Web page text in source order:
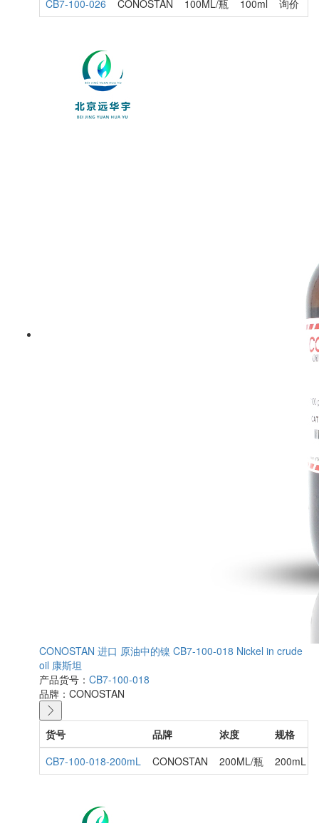
CB7-100-026 CONOSTAN 100ML/瓶 100ml 询价
CONOSTAN 进口 原油中的镍 CB7-100-018 Nickel in crude
oil 康斯坦
产品货号： CB7-100-018
品牌： CONOSTAN
货号 品牌 浓度 规格
CB7-100-018-200mL
CONOSTAN 200ML/瓶 200mL